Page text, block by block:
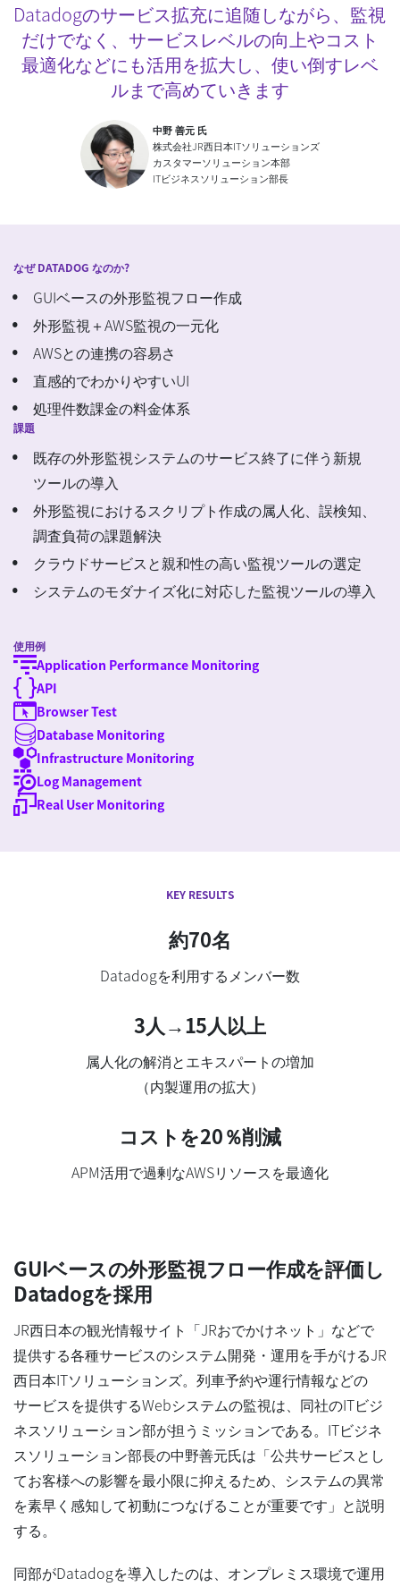
Datadogのサービス拡充に追随しながら、監視
だけでなく、サービスレベルの向上やコスト
最適化などにも活用を拡大し、使い倒すレベ
ルまで高めていきます
中野 善元 氏
株式会社JR西日本ITソリューションズ
カスタマーソリューション本部
ITビジネスソリューション部長
なぜ DATADOG なのか?
GUIベースの外形監視フロー作成
外形監視＋AWS監視の一元化
AWSとの連携の容易さ
直感的でわかりやすいUI
処理件数課金の料金体系
課題
既存の外形監視システムのサービス終了に伴う新規
ツールの導入
外形監視におけるスクリプト作成の属人化、誤検知、
調査負荷の課題解決
クラウドサービスと親和性の高い監視ツールの選定
システムのモダナイズ化に対応した監視ツールの導入
使用例
Application Performance Monitoring
API
Browser Test
Database Monitoring
Infrastructure Monitoring
Log Management
Real User Monitoring
KEY RESULTS
約70名
Datadogを利用するメンバー数
3人→15人以上
属人化の解消とエキスパートの増加
（内製運用の拡大）
コストを20％削減
APM活用で過剰なAWSリソースを最適化
GUIベースの外形監視フロー作成を評価し
Datadogを採用
JR西日本の観光情報サイト「JRおでかけネット」などで
提供する各種サービスのシステム開発・運用を手がけるJR
西日本ITソリューションズ。列車予約や運行情報などの
サービスを提供するWebシステムの監視は、同社のITビジ
ネスソリューション部が担うミッションである。ITビジネ
スソリューション部長の中野善元氏は「公共サービスとし
てお客様への影響を最小限に抑えるため、システムの異常
を素早く感知して初動につなげることが重要です」と説明
する。
同部がDatadogを導入したのは、オンプレミス環境で運用